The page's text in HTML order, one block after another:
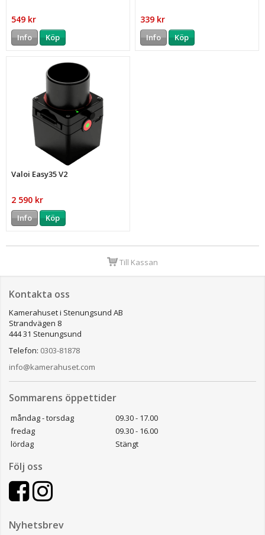
549 kr
Info Köp
339 kr
Info Köp
Valoi Easy35 V2
2 590 kr
Info Köp
Till Kassan
Kontakta oss
Kamerahuset i Stenungsund AB
Strandvägen 8
444 31 Stenungsund
Telefon: 0303-81878
info@kamerahuset.com
Sommarens öppettider
måndag - torsdag
09.30 - 17.00
fredag
09.30 - 16.00
lördag
Stängt
Följ oss
Nyhetsbrev